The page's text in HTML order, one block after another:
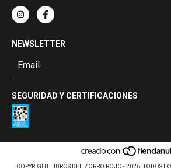
NEWSLETTER
SEGURIDAD Y CERTIFICACIONES
COPYRIGHT LIBROS DEL ZORRO ROJO - 2026. TODOS